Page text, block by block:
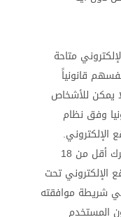
متاحة
قانونياً
يمكن للأشخاص
وفق نظام
الإلكتروني.
2- إن كنت قاصرا ( كأن يكون عمرك أقل من 18
الإلكتروني تحت
شريطة موافقته
المستخدم